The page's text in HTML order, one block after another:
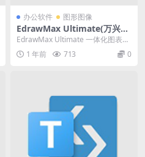
办公软件 图形图像
EdrawMax Ultimate(万兴亿
图图示) v14.1.5 中文破解版
EdrawMax Ultimate 一体化图表软
件。获得市场上最强大、最专业的
图...1 年前 713 0